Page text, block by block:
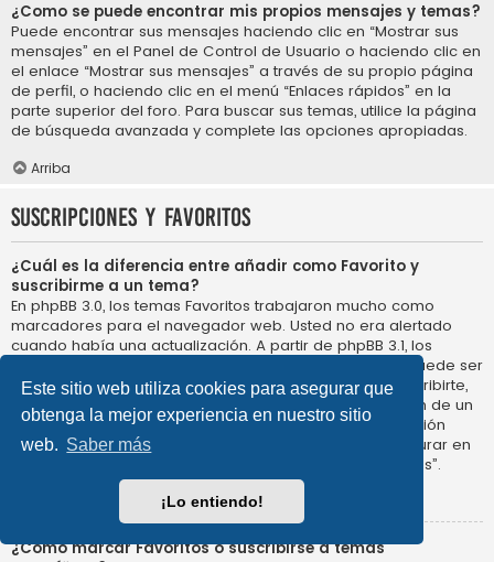
Este sitio web utiliza cookies para asegurar que
obtenga la mejor experiencia en nuestro sitio
web. Saber más
¡Lo entiendo!
¿Como se puede encontrar mis propios mensajes y temas?
Puede encontrar sus mensajes haciendo clic en “Mostrar sus
mensajes” en el Panel de Control de Usuario o haciendo clic en
el enlace “Mostrar sus mensajes” a través de su propio página
de perfil, o haciendo clic en el menú “Enlaces rápidos” en la
parte superior del foro. Para buscar sus temas, utilice la página
de búsqueda avanzada y complete las opciones apropiadas.
Arriba
Suscripciones y Favoritos
¿Cuál es la diferencia entre añadir como Favorito y
suscribirme a un tema?
En phpBB 3.0, los temas Favoritos trabajaron mucho como
marcadores para el navegador web. Usted no era alertado
cuando había una actualización. A partir de phpBB 3.1, los
Favoritos son más como suscribirse a un tema. Usted puede ser
notificado cuando un tema Favorito se actualiza. Al suscribirte,
sin embargo, se le avisará de que hay una actualización de un
tema, o foro en el propio foro. Las opciones de notificación
para los Favoritos y las suscripciones se pueden configurar en
el Panel de Control de Usuario, en “Preferencias de Foros”.
¿Cómo marcar Favoritos o suscribirse a temas